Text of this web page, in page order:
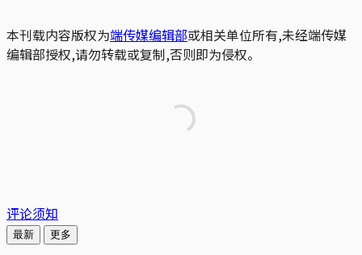
本刊载内容版权为端传媒编辑部或相关单位所有,未经端传媒
编辑部授权,请勿转载或复制,否则即为侵权。
评论须知
最新 更多